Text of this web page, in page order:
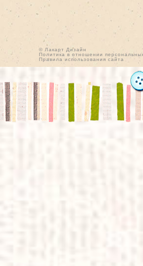
© Лакарт Дизайн
Политика в отношении
Правила использования сайта